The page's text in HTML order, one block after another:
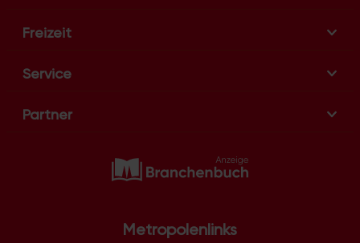
Freizeit
Service
Partner
Metropolenlinks